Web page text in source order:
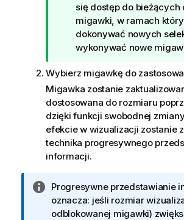
a
z
ó
w
a
się dostęp do bieżących
migawki, w ramach
dokonywać nowych
wykonywać nowe
Wybierz migawkę do
Migawka zostanie
dostosowana do rozmiaru
dzięki funkcji swobodnej
efekcie w wizualizacji zostanie
technika progresywnego
informacji.
I
n
f
Progresywne przedstawianie
oznacza: jeśli rozmiar
odblokowanej migawki)